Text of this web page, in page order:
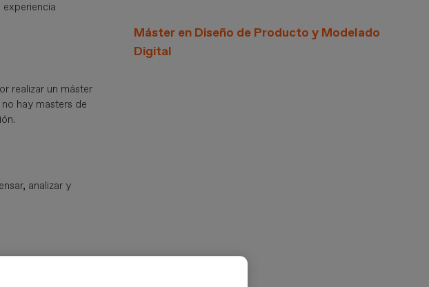
realizar un máster
hay masters de
analizar y
como portfolios
Máster en Diseño de Producto y Modelado
Digital